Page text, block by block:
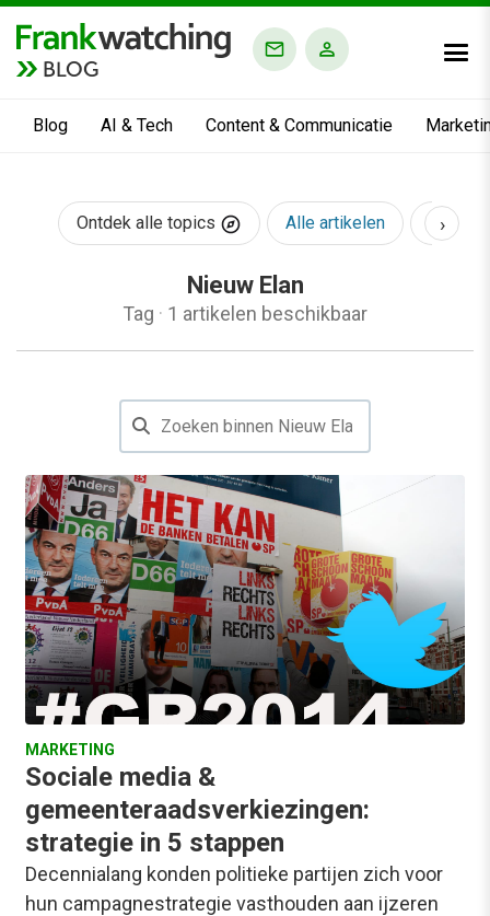
BLOG
Blog AI & Tech Content & Communicatie
Ontdek alle topics Alle artikelen AI &
›
Nieuw Elan
Tag · 1 artikelen beschikbaar
MARKETING
Sociale media &
gemeenteraadsverkiezingen:
strategie in 5 stappen
Decennialang konden politieke partijen zich voor
hun campagnestrategie vasthouden aan ijzeren